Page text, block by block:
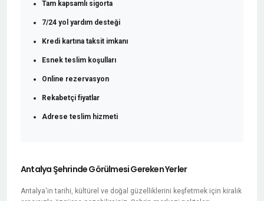
Tam kapsamlı sigorta
7/24 yol yardım desteği
Kredi kartına taksit imkanı
Esnek teslim koşulları
Online rezervasyon
Rekabetçi fiyatlar
Adrese teslim hizmeti
Antalya Şehrinde Görülmesi Gereken Yerler
Antalya'in tarihi, kültürel ve doğal güzelliklerini keşfetmek için kiralık